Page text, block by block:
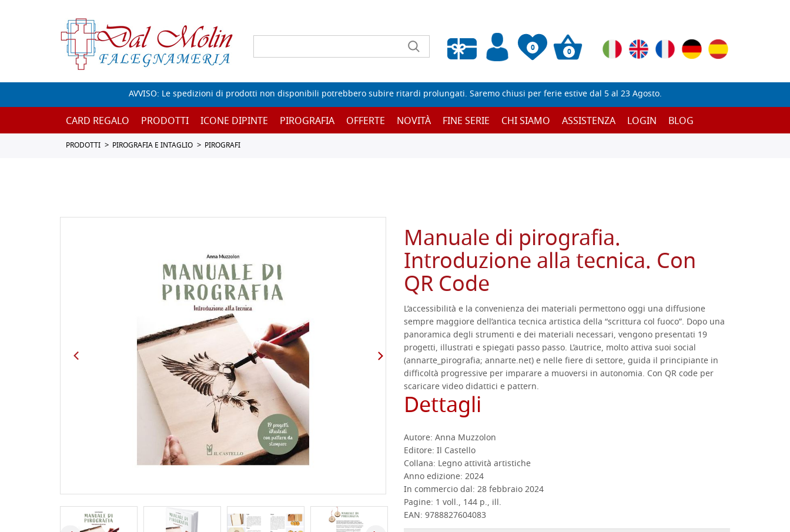
0
Wishlist vuota
0
AVVISO: Le spedizioni di prodotti non disponibili potrebbero subire ritardi prolungati. Saremo chiusi per ferie estive dal 5 al 23 Agosto.
CARD REGALO PRODOTTI ICONE DIPINTE PIROGRAFIA OFFERTE NOVITÀ FINE SERIE CHI SIAMO ASSISTENZA LOGIN BLOG
PRODOTTI PIROGRAFIA E INTAGLIO PIROGRAFI
Manuale di pirografia.
Introduzione alla tecnica. Con
QR Code
L’accessibilità e la convenienza dei materiali permettono oggi una diffusione
sempre maggiore dell’antica tecnica artistica della “scrittura col fuoco”. Dopo una
panoramica degli strumenti e dei materiali necessari, vengono presentati 19
progetti, illustrati e spiegati passo passo. L’autrice, molto attiva suoi social
(annarte_pirografia; annarte.net) e nelle fiere di settore, guida il principiante in
difficoltà progressive per imparare a muoversi in autonomia. Con QR code per
scaricare video didattici e pattern.
Dettagli
Autore: Anna Muzzolon
Editore: Il Castello
Collana: Legno attività artistiche
Anno edizione: 2024
In commercio dal: 28 febbraio 2024
Pagine: 1 voll., 144 p., ill.
EAN: 9788827604083